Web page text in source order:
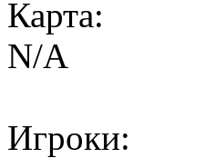
Карта:
N/A
Игроки: